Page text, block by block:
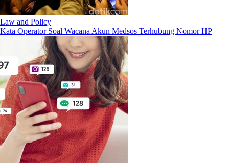
Law and Policy
Kata Operator Soal Wacana Akun Medsos Terhubung Nomor HP